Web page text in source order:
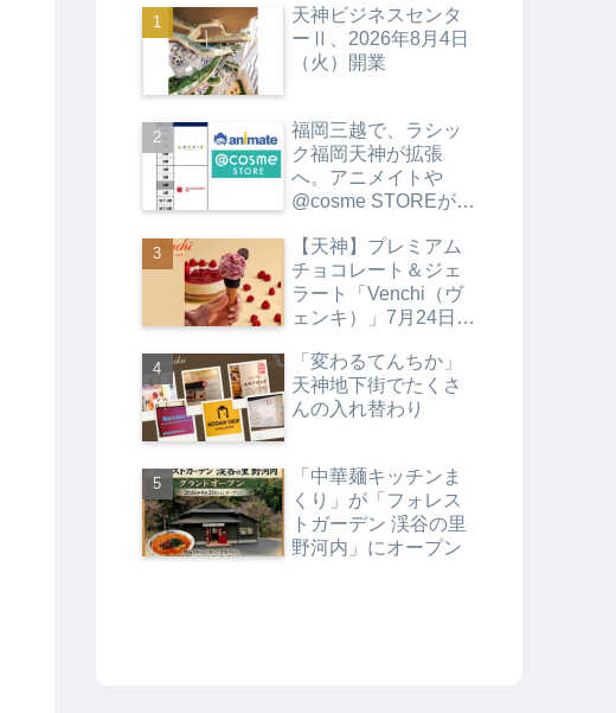
天神ビジネスセンタ
ーⅡ、2026年8月4日
（火）開業
福岡三越で、ラシッ
ク福岡天神が拡張
へ。アニメイトや
@cosme STOREがオ
【天神】プレミアム
チョコレート＆ジェ
ラート「Venchi（ヴ
ェンキ）」7月24日
「変わるてんちか」
天神地下街でたくさ
んの入れ替わり
「中華麺キッチンま
くり」が「フォレス
トガーデン 渓谷の里
野河内」にオープン